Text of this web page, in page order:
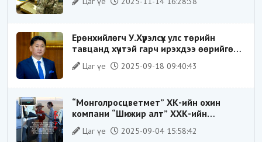
ҮЙЛДЛИЙГ ТАСЛАН ЗОГСООЛОО
Ерөнхийлөгч У.Хүрэлсүх улс төрийн
тавцанд хүчтэй гарч ирэхдээ өөрийгөө
шударга ёсны төлөө тэмцэгч, “хуучин
тогтолцооны хонгилыг нураагч” гэсэн
Цаг үе 2025-09-18 09:40:43
“Монголросцветмет” ХК-ийн охин
компани “Шижир алт” ХХК-ийн
Гүйцэтгэх захирлаар ажиллаж байсан
О.Баттөмөрт холбогдох хэрэг хаашаа
Цаг үе 2025-09-04 15:58:42